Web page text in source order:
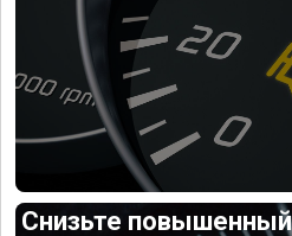
Снизьте